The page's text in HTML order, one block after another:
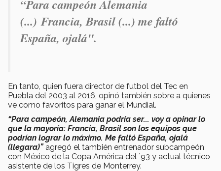
“Para campeón Alemania
(...) Francia, Brasil (...) me faltó
España, ojalá".
En tanto, quien fuera director de futbol del Tec en
Puebla del 2003 al 2016, opinó también sobre a quienes
ve como favoritos para ganar el Mundial.
“Para campeón, Alemania podría ser... voy a opinar lo
que la mayoría: Francia, Brasil son los equipos que
podrían lograr lo máximo. Me faltó España, ojalá
(llegara)” agregó el también entrenador subcampeón
con México de la Copa América del ´93 y actual técnico
asistente de los Tigres de Monterrey.